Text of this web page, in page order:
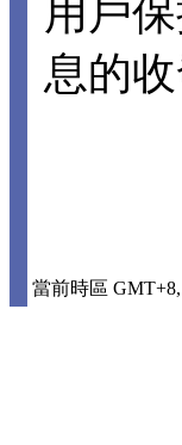
用戶
息的收
當前時區